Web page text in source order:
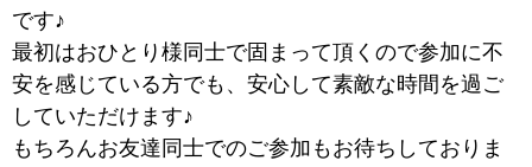
です♪
最初はおひとり様同士で固まって頂くので参加に不
安を感じている方でも、安心して素敵な時間を過ご
していただけます♪
もちろんお友達同士でのご参加もお待ちしておりま